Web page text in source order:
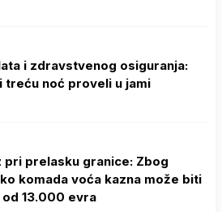
i zdravstvenog osiguranja:
treću noć proveli u jami
pri prelasku granice: Zbog
komada voća kazna može biti
od 13.000 evra